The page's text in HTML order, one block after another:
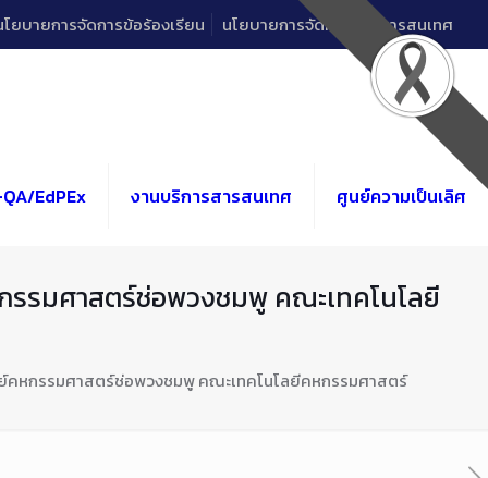
โยบายการจัดการข้อร้องเรียน นโยบายการจัดการด้านสารสนเทศ
EdPEx งานบริการสารสนเทศ ศูนย์ความเป็นเลิศ
กรรมศาสตร์ช่อพวงชมพู คณะเทคโนโลยี
ย์คหกรรมศาสตร์ช่อพวงชมพู คณะเทคโนโลยีคหกรรมศาสตร์